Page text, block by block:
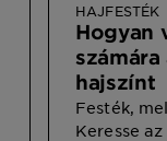
HAJFESTÉK
Hogyan
hajszínt
Festék,
Keresse